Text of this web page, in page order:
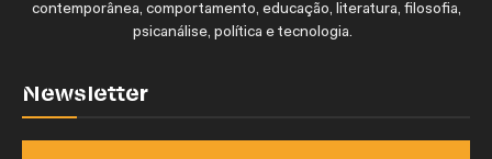
contemporânea, comportamento, educação, literatura, filosofia,
psicanálise, política e tecnologia.
Newsletter